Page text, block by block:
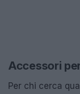
Accessori
Per chi cerca